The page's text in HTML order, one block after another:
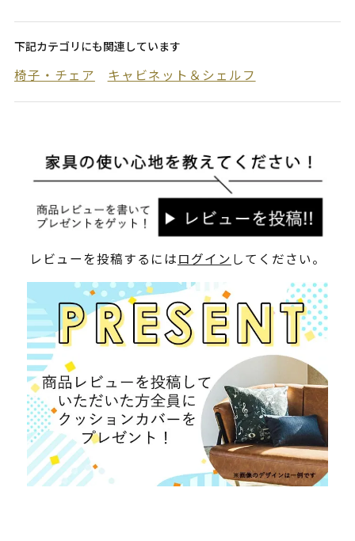
下記カテゴリにも関連しています
椅子・チェア キャビネット＆シェルフ
レビューを投稿するにはログイン してください。